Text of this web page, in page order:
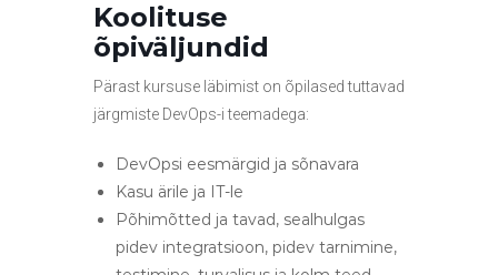
Koolituse
õpiväljundid
Pärast kursuse läbimist on õpilased tuttavad
järgmiste DevOps-i teemadega:
DevOpsi eesmärgid ja sõnavara
Kasu ärile ja IT-le
Põhimõtted ja tavad, sealhulgas
pidev integratsioon, pidev tarnimine,